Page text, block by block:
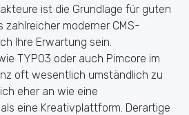
ist die Grundlage für guten
zahlreicher moderner CMS-
Ihre Erwartung sein.
TYPO3 oder auch Pimcore im
oft wesentlich umständlich zu
eher an wie eine
eine Kreativplattform. Derartige